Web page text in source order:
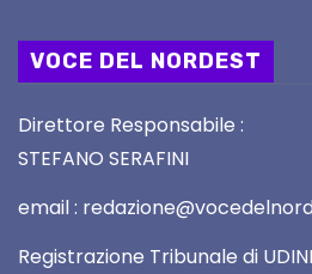
VOCE DEL NORDEST
Direttore Responsabile :
STEFANO SERAFINI
email :
Registrazione Tribunale di